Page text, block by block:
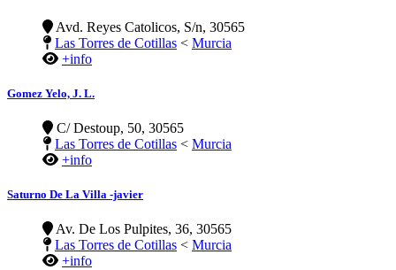
Avd. Reyes Catolicos, S/n, 30565
Las Torres de Cotillas < Murcia
+info
Gomez Yelo, J. L.
C/ Destoup, 50, 30565
Las Torres de Cotillas < Murcia
+info
Saturno De La Villa -javier
Av. De Los Pulpites, 36, 30565
Las Torres de Cotillas < Murcia
+info